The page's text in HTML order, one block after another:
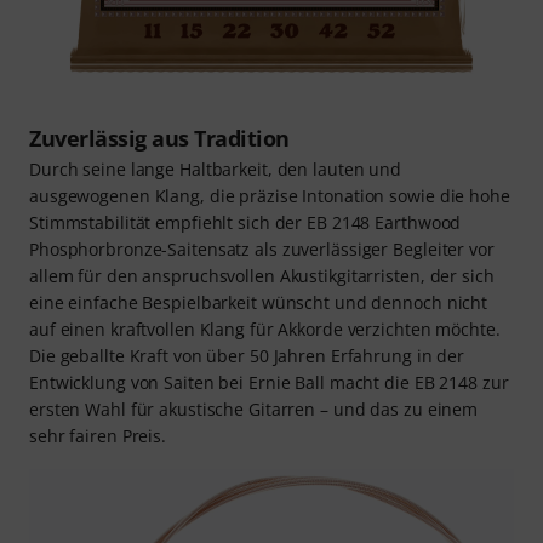
Zuverlässig aus Tradition
Durch seine lange Haltbarkeit, den lauten und
ausgewogenen Klang, die präzise Intonation sowie die hohe
Stimmstabilität empfiehlt sich der EB 2148 Earthwood
Phosphorbronze-Saitensatz als zuverlässiger Begleiter vor
allem für den anspruchsvollen Akustikgitarristen, der sich
eine einfache Bespielbarkeit wünscht und dennoch nicht
auf einen kraftvollen Klang für Akkorde verzichten möchte.
Die geballte Kraft von über 50 Jahren Erfahrung in der
Entwicklung von Saiten bei Ernie Ball macht die EB 2148 zur
ersten Wahl für akustische Gitarren – und das zu einem
sehr fairen Preis.